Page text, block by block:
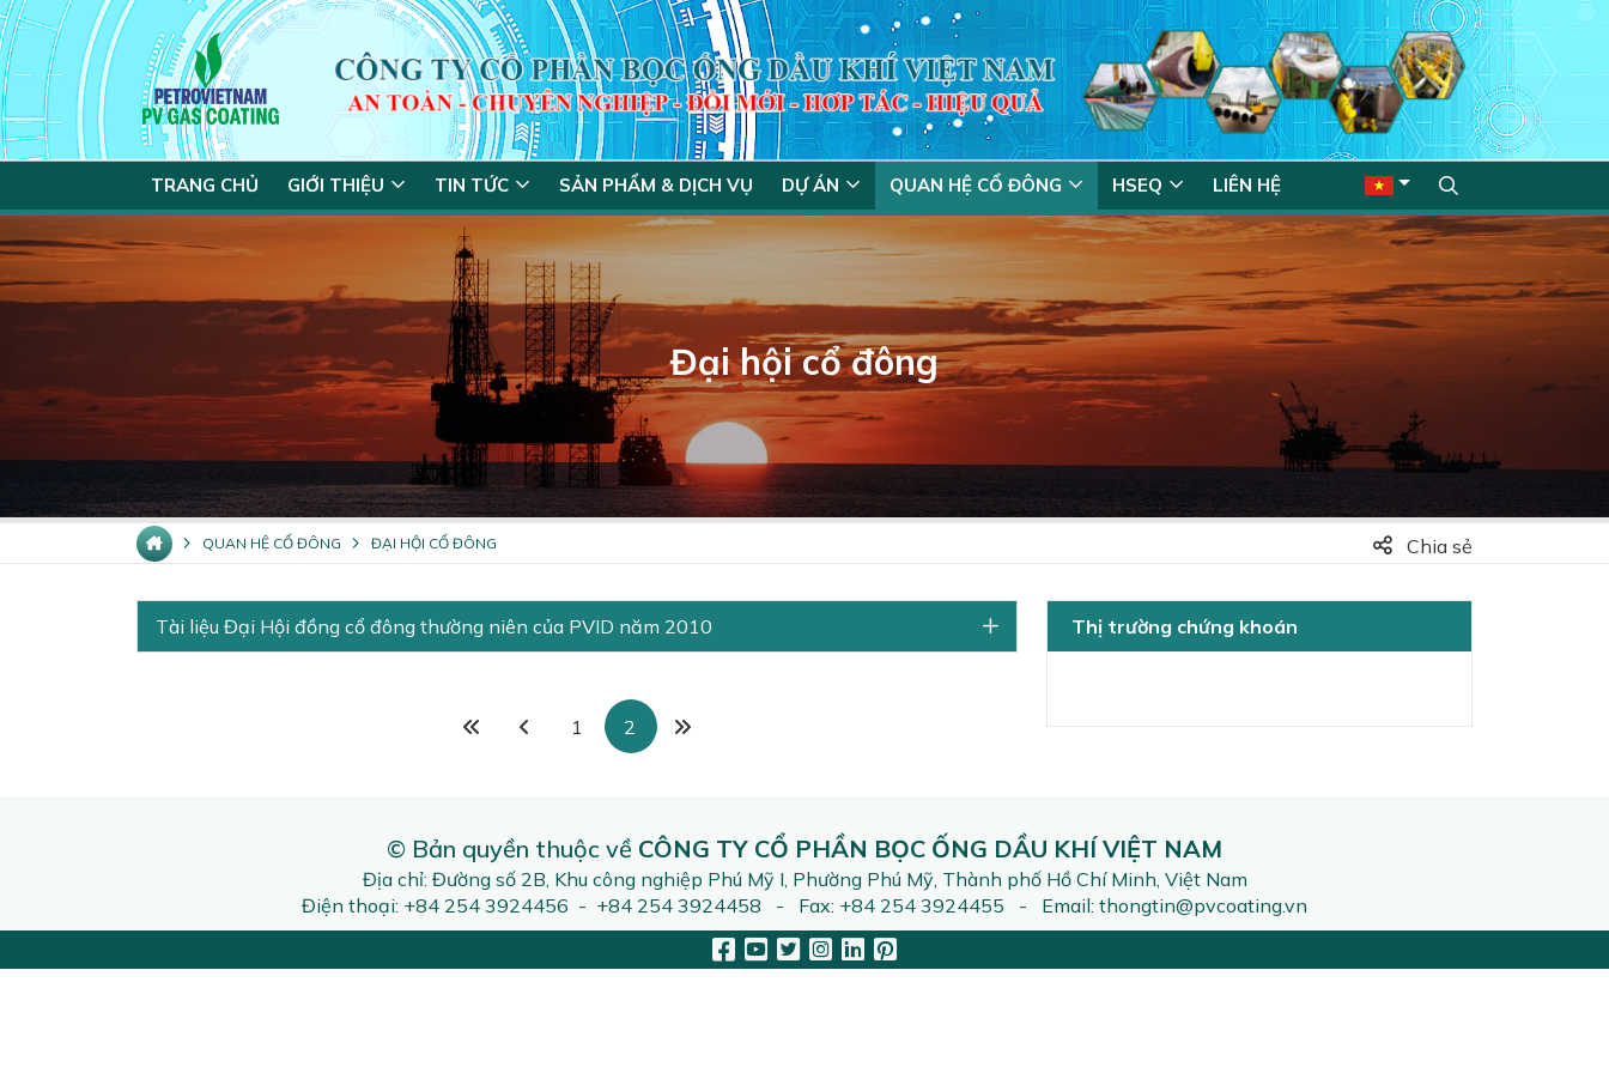
TRANG CHỦ GIỚI THIỆU TIN TỨC SẢN PHẨM & DỊCH VỤ DỰ ÁN QUAN HỆ CỔ ĐÔNG HSEQ LIÊN HỆ
Đại hội cổ đông
QUAN HỆ CỔ ĐÔNG ĐẠI HỘI CỔ ĐÔNG Chia sẻ
Tài liệu Đại Hội đồng cổ đông thường niên của PVID năm 2010
1 2
Thị trường chứng khoán
© Bản quyền thuộc về CÔNG TY CỔ PHẦN BỌC ỐNG DẦU KHÍ VIỆT NAM
Địa chỉ: Đường số 2B, Khu công nghiệp Phú Mỹ I, Phường Phú Mỹ, Thành phố Hồ Chí Minh, Việt Nam
Điện thoại: +84 254 3924456 - +84 254 3924458 - Fax: +84 254 3924455 - Email: thongtin@pvcoating.vn